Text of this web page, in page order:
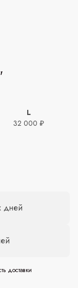
L
32 000 ₽
дней
доставки